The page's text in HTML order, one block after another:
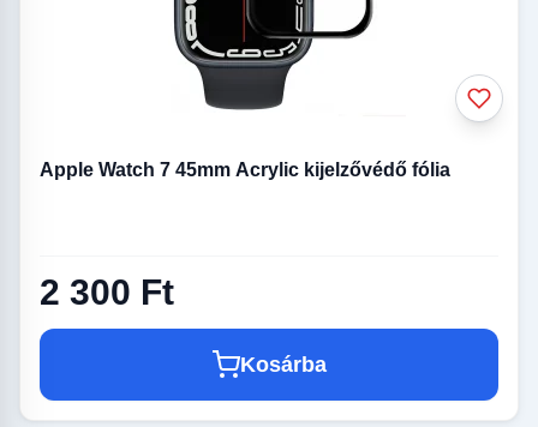
Apple Watch 7 45mm Acrylic kijelzővédő fólia
2 300 Ft
Kosárba